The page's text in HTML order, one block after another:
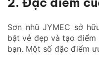
Sơn nhũ JYMEC sở
bật vẻ đẹp và tạo điểm
bạn. Một số đặc điểm